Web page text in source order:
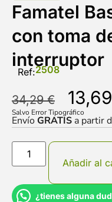
Famatel
con toma
interruptor
Ref:2508
34,29€ 13,69
Salvo Error Tipográfico
EnvíoGRATIS a partir
Añadir al
¿tienes alguna